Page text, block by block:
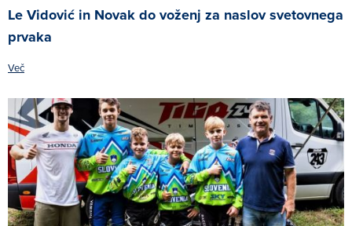
Le Vidović in Novak do voženj za naslov svetovnega
prvaka
Več